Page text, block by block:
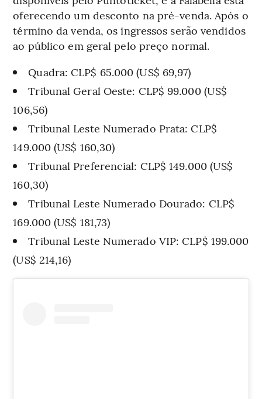
oferecendo um desconto na pré-venda. Após o
término da venda, os ingressos serão vendidos
ao público em geral pelo preço normal.
Quadra: CLP$ 65.000 (US$ 69,97)
Tribunal Geral Oeste: CLP$ 99.000 (US$
106,56)
Tribunal Leste Numerado Prata: CLP$
149.000 (US$ 160,30)
Tribunal Preferencial: CLP$ 149.000 (US$
160,30)
Tribunal Leste Numerado Dourado: CLP$
169.000 (US$ 181,73)
Tribunal Leste Numerado VIP: CLP$ 199.000
(US$ 214,16)